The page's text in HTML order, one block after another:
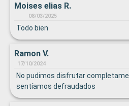
Moises elias R.
08/03/2025
Todo bien
Ramon V.
17/10/2024
No pudimos disfrutar
sentíamos defraudados